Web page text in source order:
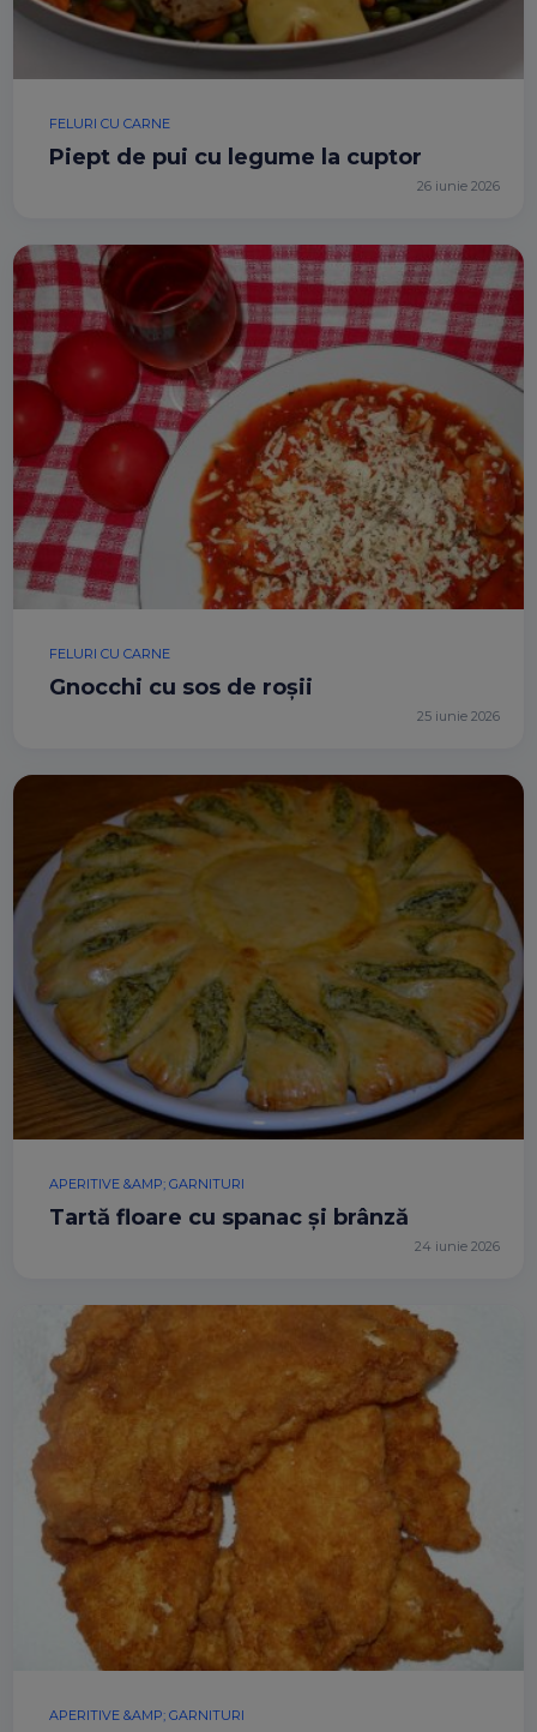
FELURI CU CARNE
Piept de pui cu legume la cuptor
26 iunie 2026
FELURI CU CARNE
Gnocchi cu sos de roșii
25 iunie 2026
APERITIVE &AMP; GARNITURI
Tartă floare cu spanac și brânză
24 iunie 2026
APERITIVE &AMP; GARNITURI